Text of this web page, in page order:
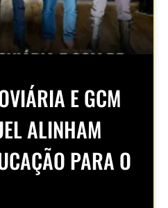
E GCM
ALINHAM
PARA O